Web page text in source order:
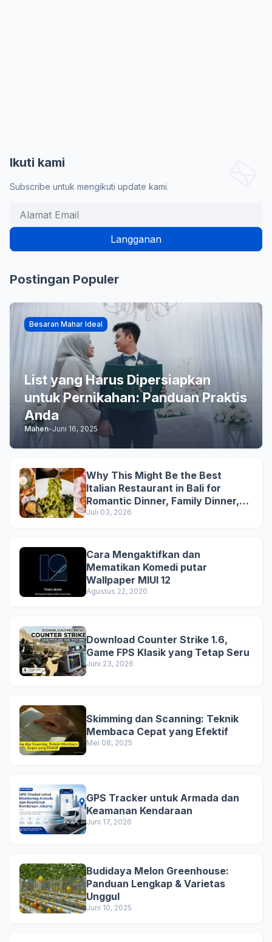
Ikuti kami
Subscribe untuk mengikuti update kami.
Postingan Populer
Besaran Mahar Ideal
List yang Harus Dipersiapkan
untuk Pernikahan: Panduan Praktis
Anda
Mahen-Juni 16, 2025
Why This Might Be the Best
Italian Restaurant in Bali for
Romantic Dinner, Family Dinner,
and Business Lunch
Juli 03, 2026
Cara Mengaktifkan dan
Mematikan Komedi putar
Wallpaper MIUI 12
Agustus 22, 2020
Download Counter Strike 1.6,
Game FPS Klasik yang Tetap Seru
Juni 23, 2026
Skimming dan Scanning: Teknik
Membaca Cepat yang Efektif
Mei 08, 2025
GPS Tracker untuk Armada dan
Keamanan Kendaraan
Juni 17, 2026
Budidaya Melon Greenhouse:
Panduan Lengkap & Varietas
Unggul
Juni 10, 2025